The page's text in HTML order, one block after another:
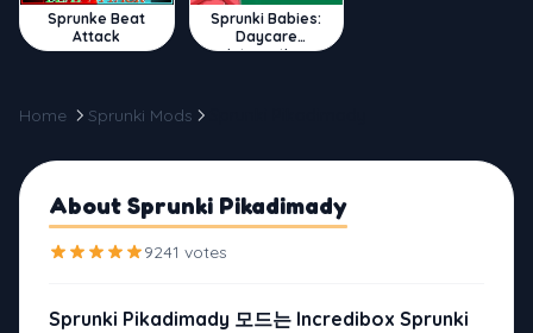
Sprunke Beat
Attack
Sprunki Babies:
Daycare
Interactive
Home Sprunki Mods
About Sprunki Pikadimady
9241 votes
Sprunki Pikadimady 모드는 Incredibox Sprunki